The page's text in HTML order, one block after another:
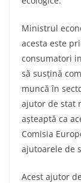
Ministrul
acesta este
consumatori
să susțină
muncă în
ajutor de stat
așteaptă ca
Comisia
ajutoarele de
Acest ajutor